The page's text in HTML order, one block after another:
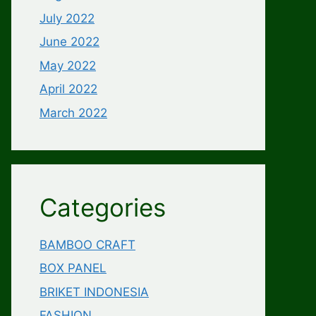
July 2022
June 2022
May 2022
April 2022
March 2022
Categories
BAMBOO CRAFT
BOX PANEL
BRIKET INDONESIA